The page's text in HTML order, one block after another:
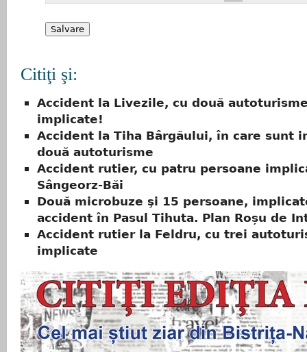
Citiţi şi:
Accident la Livezile, cu două
implicate!
Accident la Tiha Bârgăului, în care sunt
două autoturisme
Accident rutier, cu patru persoane
Sângeorz-Băi
Două microbuze şi 15 persoane,
accident în Pasul Tihuta. Plan Roșu de
Accident rutier la Feldru, cu trei
implicate